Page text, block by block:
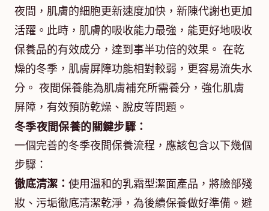
夜間，肌膚的細胞更新速度加快，新陳代謝也更加
活躍。此時，肌膚的吸收能力最強，能更好地吸收
保養品的有效成分，達到事半功倍的效果。 在乾
燥的冬季，肌膚屏障功能相對較弱，更容易流失水
分。 夜間保養能為肌膚補充所需養分，強化肌膚
屏障，有效預防乾燥、脫皮等問題。
冬季夜間保養的關鍵步驟：
一個完善的冬季夜間保養流程，應該包含以下幾個
步驟：
徹底清潔： 使用溫和的乳霜型潔面產品，將臉部殘
妝、污垢徹底清潔乾淨，為後續保養做好準備。避